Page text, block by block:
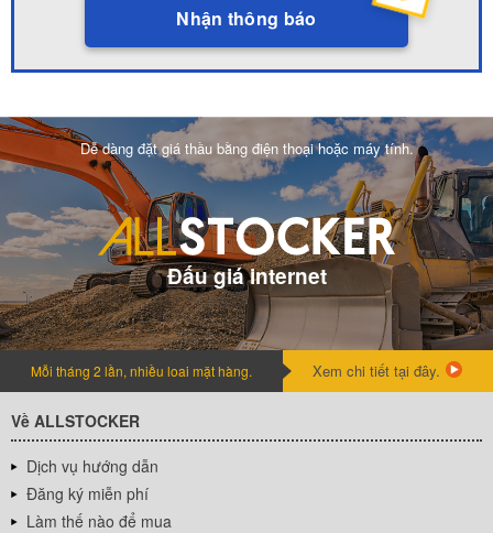
Nhận thông báo
Dễ dàng đặt giá thầu bằng điện thoại hoặc máy tính.
Đấu giá internet
Mỗi tháng 2 lần, nhiều loai mặt hàng. Xem chi tiết tại đây.
Về ALLSTOCKER
Dịch vụ hướng dẫn
Đăng ký miễn phí
Làm thế nào để mua